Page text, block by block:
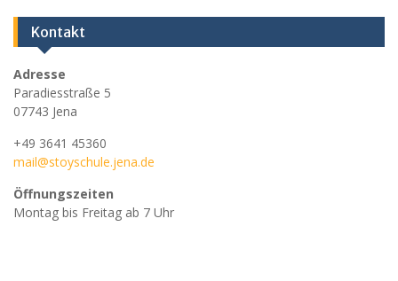
Kontakt
Adresse
Paradiesstraße 5
07743 Jena
+49 3641 45360
mail@stoyschule.jena.de
Öffnungszeiten
Montag bis Freitag ab 7 Uhr